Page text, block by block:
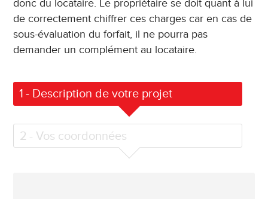
donc du locataire. Le propriétaire se doit quant à lui
de correctement chiffrer ces charges car en cas de
sous-évaluation du forfait, il ne pourra pas
demander un complément au locataire.
1 - Description de votre projet
2 - Vos coordonnées